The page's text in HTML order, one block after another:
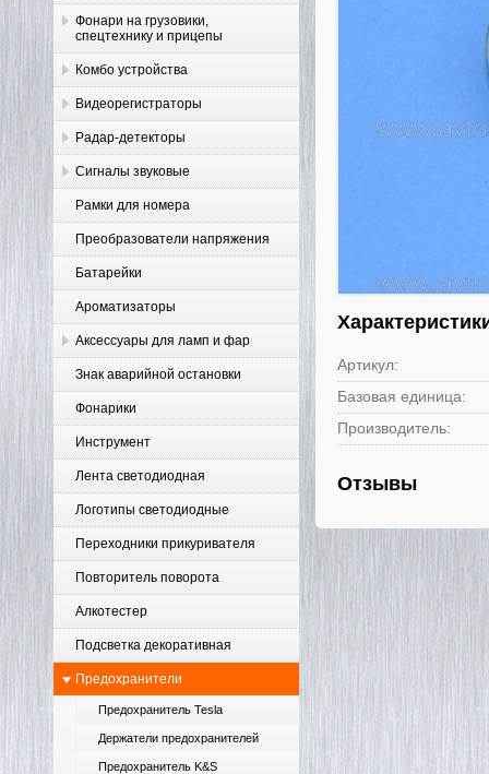
Фонари на грузовики,
спецтехнику и прицепы
Комбо устройства
Видеорегистраторы
Радар-детекторы
Сигналы звуковые
Рамки для номера
Преобразователи напряжения
Батарейки
Ароматизаторы
Аксессуары для ламп и фар
Знак аварийной остановки
Фонарики
Инструмент
Лента светодиодная
Логотипы светодиодные
Переходники прикуривателя
Повторитель поворота
Алкотестер
Подсветка декоративная
Предохранители
Предохранитель Tesla
Держатели предохранителей
Предохранитель K&S
Артикул:
Базовая единица:
Производитель:
Отзывы